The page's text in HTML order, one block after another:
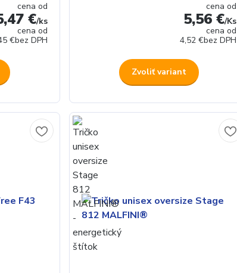
cena od
€/ks
cena od
€bez DPH
cena od
5,56 €/Ks
cena od
4,52 €bez DPH
Zvoliť variant